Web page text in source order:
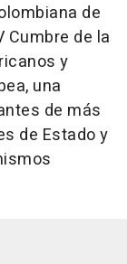
de
Cumbre de la
y
una
de más
de Estado y